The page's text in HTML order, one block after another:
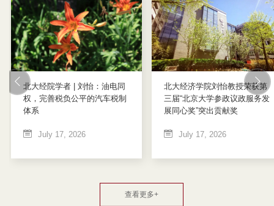
北大经院学者 | 刘怡：油电同
权，完善税负公平的汽车税制
体系
July 17, 2026
北大经济学院刘怡教授荣获第
三届“北京大学参政议政服务发
展同心奖”突出贡献奖
July 17, 2026
查看更多+